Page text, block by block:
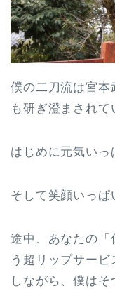
僕の二刀流は宮本
も研ぎ澄まされて
はじめに元気いっ
そして笑顔いっぱ
途中、あなたの「
う超リップサー
しながら、僕は